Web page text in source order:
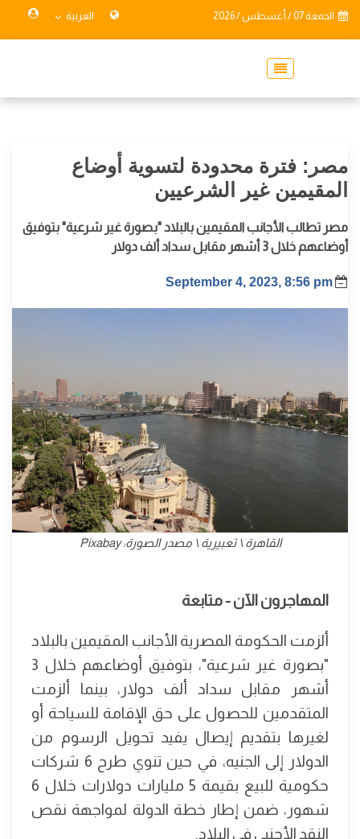
الجمعة 07 / أغسطس / 2026 العربية
مصر: فترة محدودة لتسوية أوضاع
المقيمين غير الشرعيين
مصر تطالب الأجانب المقيمين بالبلاد "بصورة غير شرعية" بتوفيق
أوضاعهم خلال 3 أشهر مقابل سداد ألف دولار
September 4, 2023, 8:56 pm
القاهرة \ تعبيرية \ مصدر الصورة: Pixabay
المهاجرون الآن - متابعة
ألزمت الحكومة المصرية الأجانب المقيمين بالبلاد
"بصورة غير شرعية"، بتوفيق أوضاعهم خلال 3
أشهر مقابل سداد ألف دولار، بينما ألزمت
المتقدمين للحصول على حق الإقامة للسياحة أو
لغيرها بتقديم إيصال يفيد تحويل الرسوم من
الدولار إلى الجنيه، في حين تنوي طرح 6 شركات
حكومية للبيع بقيمة 5 مليارات دولارات خلال 6
شهور، ضمن إطار خطة الدولة لمواجهة نقص
النقد الأجنبي في البلاد.